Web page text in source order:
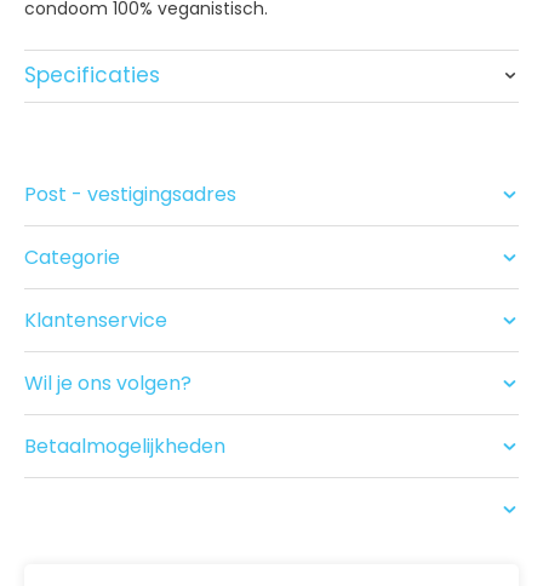
condoom 100% veganistisch.
Specificaties
Nominale breedte
Glijmiddel
Normaal
Geur/kleur
Vorm
Dikte
Structuur
Glad
Post - vestigingsadres
Categorie
Seksspeeltjes
Acties
Drogist
Nieuwe producten
Klantenservice
Betalen
Bezorgen
Recensies
Wil je ons volgen?
Betaalmogelijkheden